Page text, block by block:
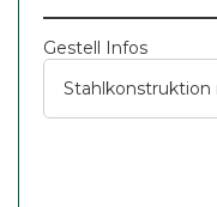
Gestell Infos